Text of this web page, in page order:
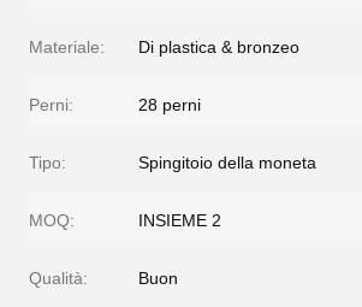
Materiale: Di plastica & bronzeo
Perni: 28 perni
Tipo: Spingitoio della moneta
MOQ: INSIEME 2
Qualità: Buon